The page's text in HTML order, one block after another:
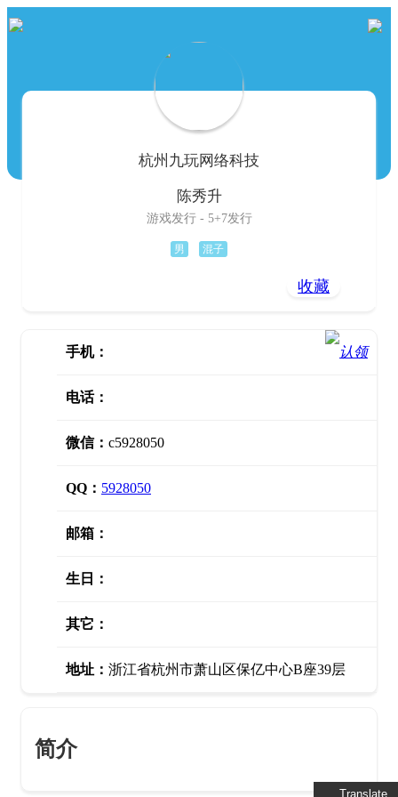
杭州九玩网络科技
陈秀升
游戏发行 - 5+7发行
男 混子
收藏
手机：
电话：
微信： c5928050
QQ： 5928050
邮箱：
生日：
其它：
地址： 浙江省杭州市萧山区保亿中心B座39层
简介
Translate